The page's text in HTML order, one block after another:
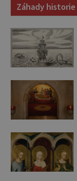
Záhady historie